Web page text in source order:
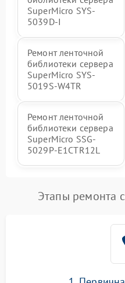
SuperMicro SYS-
5039D-I
Ремонт ленточной
библиотеки сервера
SuperMicro SYS-
5019S-W4TR
Ремонт ленточной
библиотеки сервера
SuperMicro SSG-
5029P-E1CTR12L
Этапы ремонта